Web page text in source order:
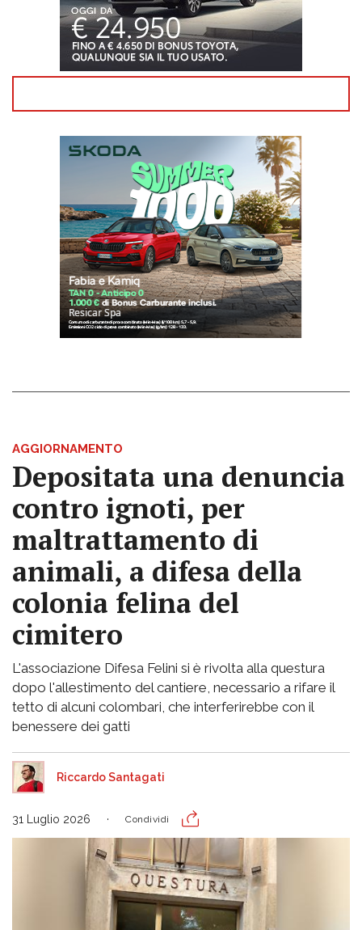
AGGIORNAMENTO
Depositata una denuncia
contro ignoti, per
maltrattamento di
animali, a difesa della
colonia felina del
cimitero
L'associazione Difesa Felini si è rivolta alla questura
dopo l'allestimento del cantiere, necessario a rifare il
tetto di alcuni colombari, che interferirebbe con il
benessere dei gatti
Riccardo Santagati
31 Luglio 2026 Condividi